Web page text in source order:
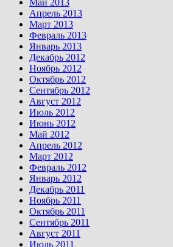
Май 2013
Апрель 2013
Март 2013
Февраль 2013
Январь 2013
Декабрь 2012
Ноябрь 2012
Октябрь 2012
Сентябрь 2012
Август 2012
Июль 2012
Июнь 2012
Май 2012
Апрель 2012
Март 2012
Февраль 2012
Январь 2012
Декабрь 2011
Ноябрь 2011
Октябрь 2011
Сентябрь 2011
Август 2011
Июль 2011